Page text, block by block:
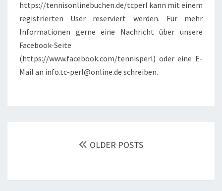
https://tennisonlinebuchen.de/tcperl kann mit einem
registrierten User reserviert werden. Für mehr
Informationen gerne eine Nachricht über unsere
Facebook-Seite
(https://www.facebook.com/tennisperl) oder eine E-
Mail an info.tc-perl@online.de schreiben.
OLDER POSTS